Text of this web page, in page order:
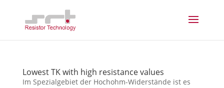
Lowest TK with high resistance values
Im Spezialgebiet der Hochohm-Widerstände ist es